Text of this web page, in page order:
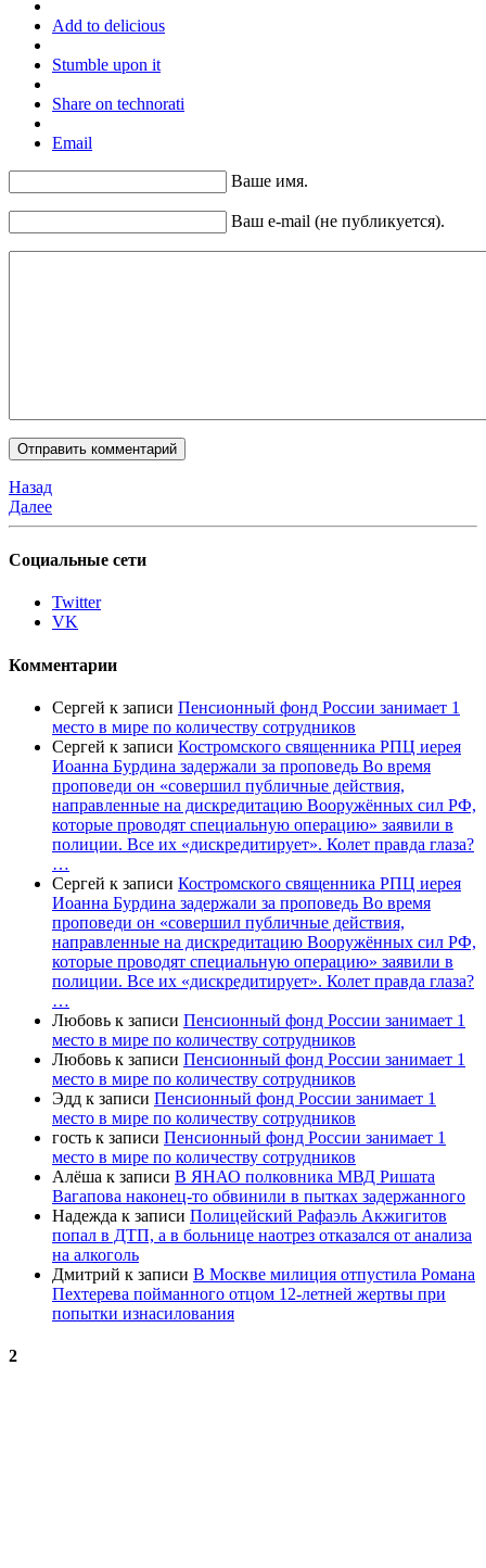
Add to delicious
Stumble upon it
Share on technorati
Email
Ваше имя.
Ваш e-mail (не публикуется).
Назад
Далее
Социальные сети
Twitter
VK
Комментарии
Сергей к записи Пенсионный фонд России занимает 1
место в мире по количеству сотрудников
Сергей к записи Костромского священника РПЦ иерея
Иоанна Бурдина задержали за проповедь Во время
проповеди он «совершил публичные действия,
направленные на дискредитацию Вооружённых сил РФ,
которые проводят специальную операцию» заявили в
полиции. Все их «дискредитирует». Колет правда глаза?
…
Сергей к записи Костромского священника РПЦ иерея
Иоанна Бурдина задержали за проповедь Во время
проповеди он «совершил публичные действия,
направленные на дискредитацию Вооружённых сил РФ,
которые проводят специальную операцию» заявили в
полиции. Все их «дискредитирует». Колет правда глаза?
…
Любовь к записи Пенсионный фонд России занимает 1
место в мире по количеству сотрудников
Любовь к записи Пенсионный фонд России занимает 1
место в мире по количеству сотрудников
Эдд к записи Пенсионный фонд России занимает 1
место в мире по количеству сотрудников
гость к записи Пенсионный фонд России занимает 1
место в мире по количеству сотрудников
Алёша к записи В ЯНАО полковника МВД Ришата
Вагапова наконец-то обвинили в пытках задержанного
Надежда к записи Полицейский Рафаэль Акжигитов
попал в ДТП, а в больнице наотрез отказался от анализа
на алкоголь
Дмитрий к записи В Москве милиция отпустила Романа
Пехтерева пойманного отцом 12-летней жертвы при
попытки изнасилования
2